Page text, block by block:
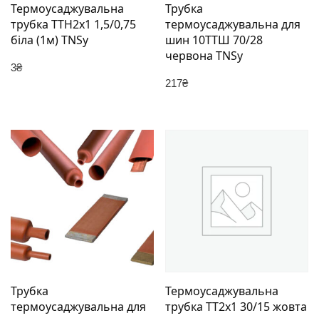
Термоусаджувальна
трубка ТТН2х1 1,5/0,75
біла (1м) TNSy
3₴
Трубка
термоусаджувальна для
шин 10ТТШ 70/28
червона TNSy
217₴
Трубка
термоусаджувальна для
Термоусаджувальна
трубка ТТ2х1 30/15 жовта